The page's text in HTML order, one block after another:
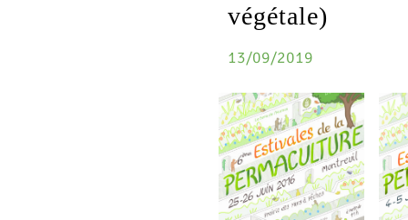
végétale)
13/09/2019